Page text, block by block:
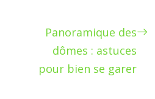
Panoramique des
dômes : astuces
pour bien se garer